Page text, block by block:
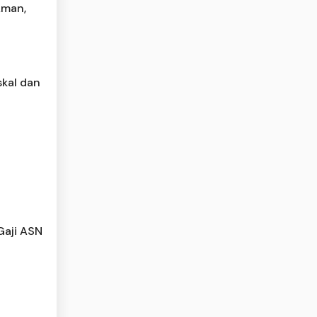
dan
ASN